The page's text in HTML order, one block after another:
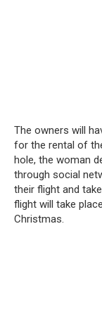
The owners will
for the rental of
hole, the woman
through social
their flight and
flight will take
Christmas.